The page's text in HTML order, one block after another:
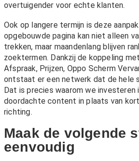
overtuigender voor echte klanten.
Ook op langere termijn is deze
opgebouwde pagina kan niet alleen
trekken, maar maandenlang blijven
zoektermen. Dankzij de koppeling met
Afspraak, Prijzen, Oppo Scherm
ontstaat er een netwerk dat de hele
Dat is precies waarom we investeren
doordachte content in plaats van
richting.
Maak de volgende
eenvoudig